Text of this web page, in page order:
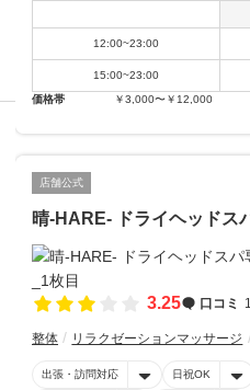
12:00~23:00
15:00~23:00
価格帯
￥3,000〜￥12,000
店舗公式
晴-HARE- ドライヘッドス
3.25 口コミ
整体 リラクゼーションマッサージ
出張・訪問対応 日祝OK